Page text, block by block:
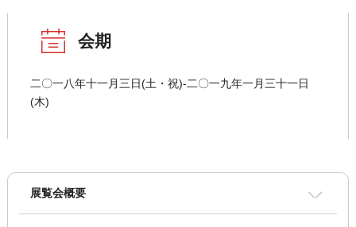
会期
二〇一八年十一月三日(土・祝)-二〇一九年一月三十一日
(木)
展覧会概要